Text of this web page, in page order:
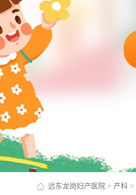
远东龙岗妇产医院 > 产科 >